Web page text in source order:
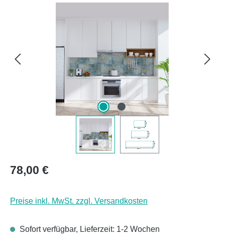
Regulärer Preis:
78,00 €
Preise inkl. MwSt. zzgl. Versandkosten
Sofort verfügbar, Lieferzeit: 1-2 Wochen